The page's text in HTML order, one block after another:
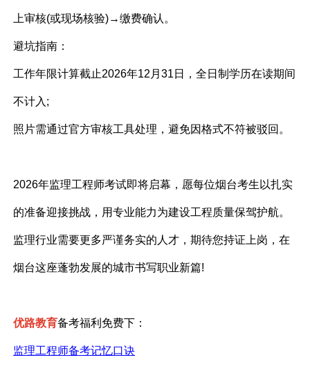
上审核(或现场核验)→缴费确认。
避坑指南：
工作年限计算截止2026年12月31日，全日制学历在读期间
不计入;
照片需通过官方审核工具处理，避免因格式不符被驳回。
2026年监理工程师考试即将启幕，愿每位烟台考生以扎实
的准备迎接挑战，用专业能力为建设工程质量保驾护航。
监理行业需要更多严谨务实的人才，期待您持证上岗，在
烟台这座蓬勃发展的城市书写职业新篇!
优路教育备考福利免费下：
监理工程师备考记忆口诀